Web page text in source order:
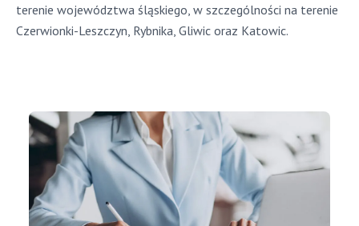
terenie województwa śląskiego, w szczególności na terenie
Czerwionki-Leszczyn, Rybnika , Gliwic oraz Katowic.